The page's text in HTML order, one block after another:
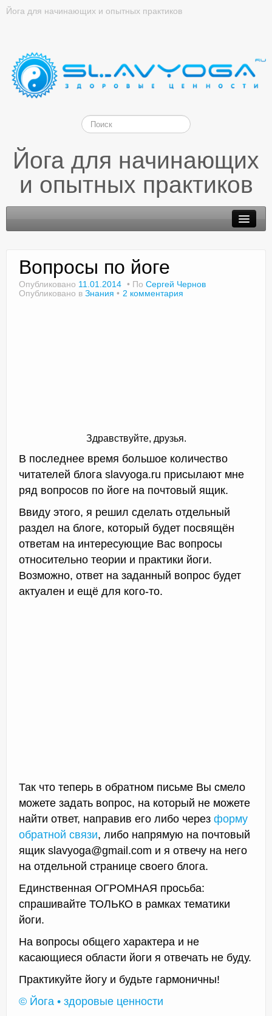
Йога для начинающих и опытных практиков
Йога для начинающих
и опытных практиков
Вопросы по йоге
Опубликовано 11.01.2014 По Сергей Чернов
Опубликовано в Знания 2 комментария
Здравствуйте, друзья.
В последнее время большое количество
читателей блога slavyoga.ru присылают мне
ряд вопросов по йоге на почтовый ящик.
Ввиду этого, я решил сделать отдельный
раздел на блоге, который будет посвящён
ответам на интересующие Вас вопросы
относительно теории и практики йоги.
Возможно, ответ на заданный вопрос будет
актуален и ещё для кого-то.
Так что теперь в обратном письме Вы смело
можете задать вопрос, на который не можете
найти ответ, направив его либо через форму
обратной связи, либо напрямую на почтовый
ящик slavyoga@gmail.com и я отвечу на него
на отдельной странице своего блога.
Единственная ОГРОМНАЯ просьба:
спрашивайте ТОЛЬКО в рамках тематики
йоги.
На вопросы общего характера и не
касающиеся области йоги я отвечать не буду.
Практикуйте йогу и будьте гармоничны!
© Йога • здоровые ценности